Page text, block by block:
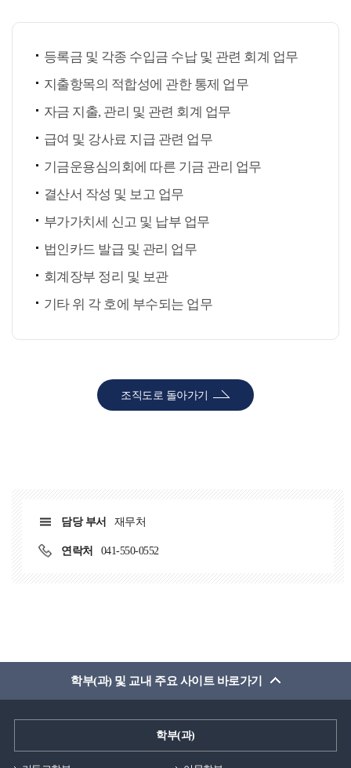
등록금 및 각종 수입금 수납 및 관련 회계 업무
지출항목의 적합성에 관한 통제 업무
자금 지출, 관리 및 관련 회계 업무
급여 및 강사료 지급 관련 업무
기금운용심의회에 따른 기금 관리 업무
결산서 작성 및 보고 업무
부가가치세 신고 및 납부 업무
법인카드 발급 및 관리 업무
회계장부 정리 및 보관
기타 위 각 호에 부수되는 업무
조직도로 돌아가기
담당 부서 재무처
연락처 041-550-0552
학부(과) 및 교내 주요 사이트 바로가기
학부(과)